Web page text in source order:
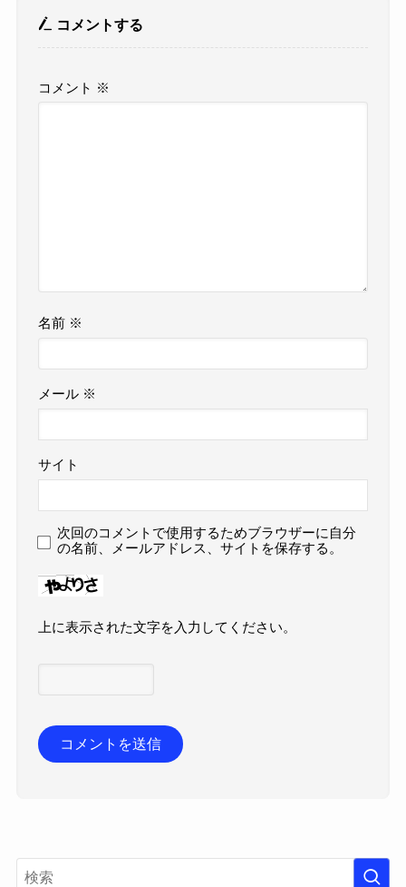
コメントする
コメント ※
名前 ※
メール ※
サイト
次回のコメントで使用するためブラウザーに自分
の名前、メールアドレス、サイトを保存する。
上に表示された文字を入力してください。